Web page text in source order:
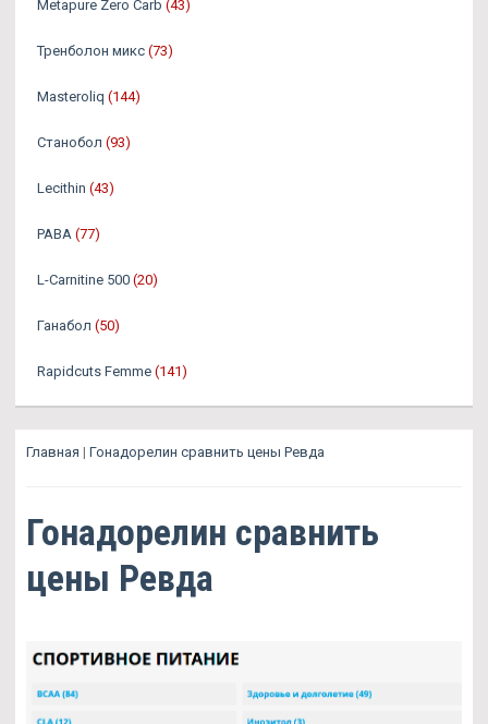
Metapure Zero Carb (43)
Тренболон микс (73)
Masteroliq (144)
Станобол (93)
Lecithin (43)
PABA (77)
L-Carnitine 500 (20)
Ганабол (50)
Rapidcuts Femme (141)
Главная | Гонадорелин сравнить цены Ревда
Гонадорелин сравнить
цены Ревда